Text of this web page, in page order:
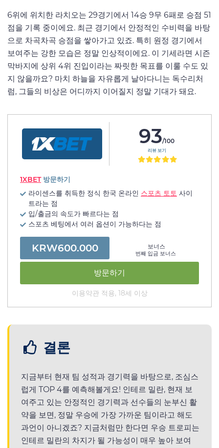
6위에 위치한 라치오는 29경기에서 14승 9무 6패로 승점 51
점을 기록 중이에요. 최근 경기에서 안정적인 수비력을 바탕
으로 차곡차곡 승점을 쌓아가고 있죠. 특히 원정 경기에서
보여주는 강한 모습은 정말 인상적이에요. 이 기세라면 시즌
막바지에 상위 4위 진입이라는 짜릿한 목표를 이룰 수도 있
지 않을까요? 마치 하늘을 자유롭게 날아다니는 독수리처
럼, 그들의 비상은 어디까지 이어질지 정말 기대가 돼요.
93/100
리뷰 보기
1XBET방문하기
라이센스를 취득한 정식 한국 온라인 스포츠 토토 사이
트라는 점
입/출금의 속도가 빠르다는 점
스포츠 베팅에서 여러 옵션이 가능하다는 점
KRW600.000 보너스
번째 입금 보너스
방문하기
이용약관 적용, 18세 이상
결론
지금부터 현재 팀 성적과 경기력을 바탕으로, 조심스
럽게 TOP 4를 예측해볼게요! 인테르 밀란, 현재 보
여주고 있는 안정적인 경기력과 선수들의 눈부신 활
약을 보면, 정말 우승에 가장 가까운 팀이라고 해도
과언이 아니겠죠? 지금처럼만 한다면 우승 트로피는
인테르 밀란의 차지가 될 가능성이 매우 높아 보여